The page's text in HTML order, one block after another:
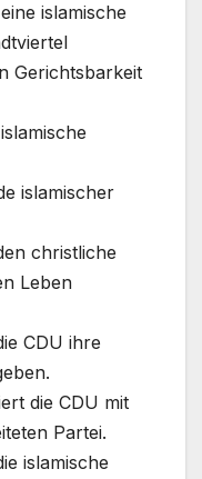
islamische
Gerichtsbarkeit
islamischer
christliche
Leben
CDU ihre
die CDU mit
Partei.
islamische